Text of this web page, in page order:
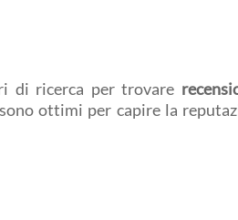
di ricerca per trovare
ottimi per capire la